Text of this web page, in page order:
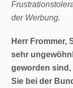
der Werbung.
Herr Frommer,
sehr
geworden sind,
Sie bei der